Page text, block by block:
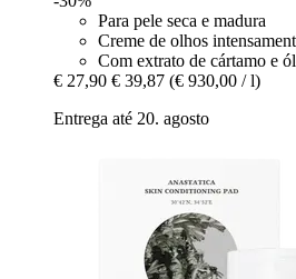
Para pele seca e madura
Creme de olhos
Com extrato de cártamo e
€ 27,90 € 39,87 (€ 930,00 / l)
Entrega até 20. agosto